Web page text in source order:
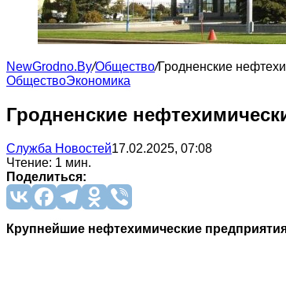
NewGrodno.By/Общество/Гродненские
ОбществоЭкономика
Гродненские
Служба Новостей17.02.2025, 07:08
Чтение: 1 мин.
Поделиться:
Крупнейшие нефтехимические